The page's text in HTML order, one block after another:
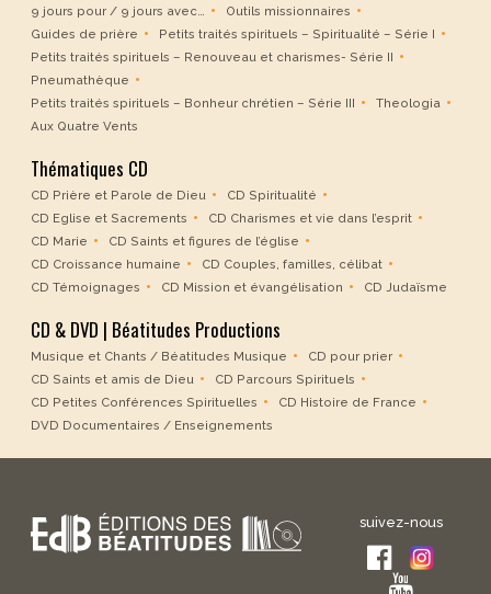
9 jours pour / 9 jours avec…
Outils missionnaires
Guides de prière
Petits traités spirituels – Spiritualité – Série I
Petits traités spirituels – Renouveau et charismes- Série II
Pneumathèque
Petits traités spirituels – Bonheur chrétien – Série III
Theologia
Aux Quatre Vents
Thématiques CD
CD Prière et Parole de Dieu
CD Spiritualité
CD Eglise et Sacrements
CD Charismes et vie dans l’esprit
CD Marie
CD Saints et figures de l’église
CD Croissance humaine
CD Couples, familles, célibat
CD Témoignages
CD Mission et évangélisation CD Judaïsme
CD & DVD | Béatitudes Productions
Musique et Chants / Béatitudes Musique
CD pour prier
CD Saints et amis de Dieu
CD Parcours Spirituels
CD Petites Conférences Spirituelles
CD Histoire de France
DVD Documentaires / Enseignements
suivez-nous